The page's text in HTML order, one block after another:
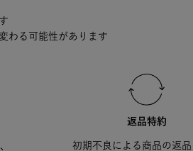
わる可能性があります
返品特約
初期不良による商品の返